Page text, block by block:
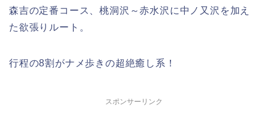
森吉の定番コース、桃洞沢～赤水沢に中ノ又沢を加え
た欲張りルート。
行程の8割がナメ歩きの超絶癒し系！
スポンサーリンク